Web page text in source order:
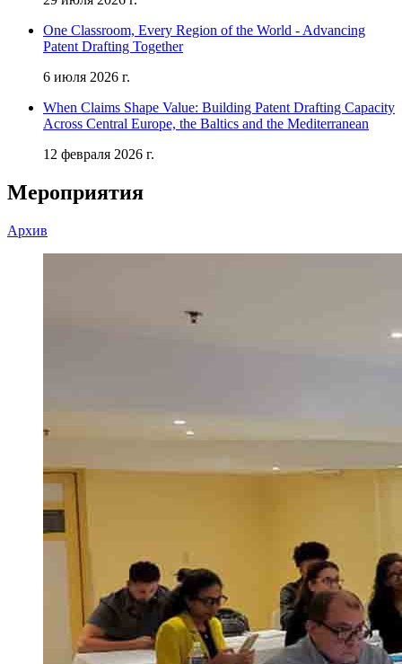
One Classroom, Every Region of the World - Advancing
Patent Drafting Together
6 июля 2026 г.
When Claims Shape Value: Building Patent Drafting Capacity
Across Central Europe, the Baltics and the Mediterranean
12 февраля 2026 г.
Мероприятия
Архив